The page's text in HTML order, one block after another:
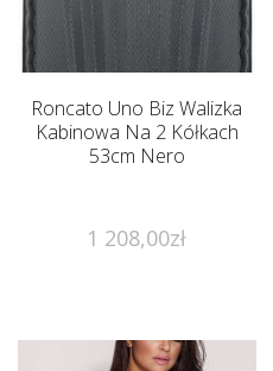
Roncato Uno Biz Walizka
Kabinowa Na 2 Kółkach
53cm Nero
1 208,00zł